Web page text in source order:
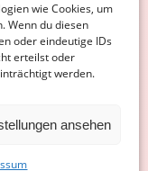
wie Cookies, um
Wenn du diesen
oder eindeutige IDs
erteilst oder
werden.
ansehen